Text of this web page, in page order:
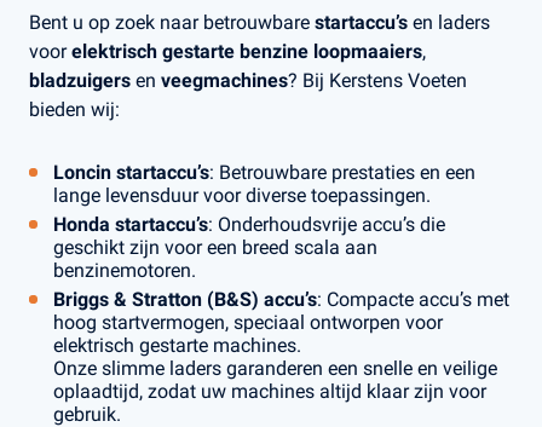
Bent u op zoek naar betrouwbare startaccu’s en laders
voorelektrisch gestarte benzine loopmaaiers,
bladzuigers en veegmachines? Bij Kerstens Voeten
bieden wij:
Loncin startaccu’s: Betrouwbare prestaties en een
lange levensduur voor diverse toepassingen.
Honda startaccu’s: Onderhoudsvrije accu’s die
geschikt zijn voor een breed scala aan
benzinemotoren.
Briggs & Stratton (B&S) accu’s: Compacte accu’s met
hoog startvermogen, speciaal ontworpen voor
elektrisch gestarte machines.
Onze slimme laders garanderen een snelle en veilige
oplaadtijd, zodat uw machines altijd klaar zijn voor
gebruik.